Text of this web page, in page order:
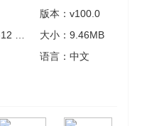
版本：v100.0
大小：9.46MB
语言：中文